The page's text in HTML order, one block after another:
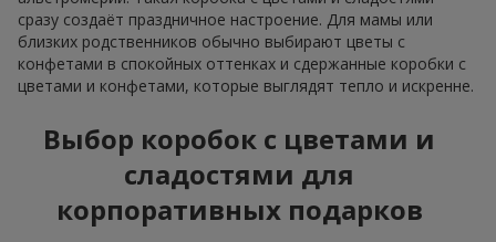
сразу создаёт праздничное настроение. Для мамы или
близких родственников обычно выбирают цветы с
конфетами в спокойных оттенках и сдержанные коробки с
цветами и конфетами, которые выглядят тепло и искренне.
Выбор коробок с цветами и
сладостями для
корпоративных подарков